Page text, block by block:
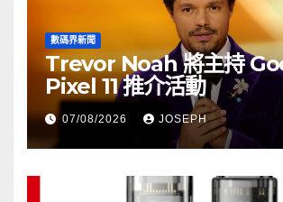
數碼界新聞
Trevor Noah 將主持
Pixel 11 推介活動
07/08/2026 JOSEPH